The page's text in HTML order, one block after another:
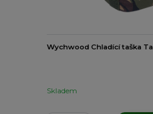
Wychwood Chladící taška
Skladem